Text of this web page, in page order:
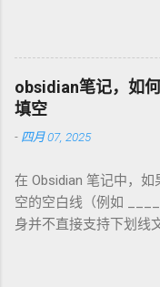
质，绒布的舒服又耐
车座尺寸，通用款最省
USB，5分钟座椅热乎
车，加热垫开低档，20
也不冻，安全又舒服。
常打折，30加币搞定。
货。 便携行车加热垫
手，出行更舒心！
obsidian笔记，如
填空
- 四月 07, 2025
在 Obsidian 笔记中，
空的空白线（例如
身并不直接支持下划线
以下方法实现类似效